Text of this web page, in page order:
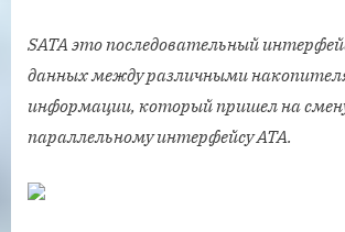
SATA это последовательный
данных между различными
информации, который пришел на
параллельному интерфейсу АТА.